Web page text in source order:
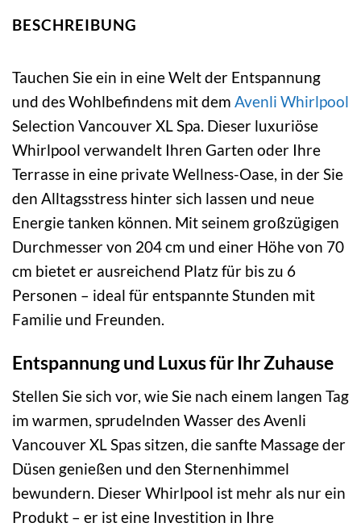
BESCHREIBUNG
Tauchen Sie ein in eine Welt der Entspannung
und des Wohlbefindens mit dem Avenli Whirlpool
Selection Vancouver XL Spa. Dieser luxuriöse
Whirlpool verwandelt Ihren Garten oder Ihre
Terrasse in eine private Wellness-Oase, in der Sie
den Alltagsstress hinter sich lassen und neue
Energie tanken können. Mit seinem großzügigen
Durchmesser von 204 cm und einer Höhe von 70
cm bietet er ausreichend Platz für bis zu 6
Personen – ideal für entspannte Stunden mit
Familie und Freunden.
Entspannung und Luxus für Ihr Zuhause
Stellen Sie sich vor, wie Sie nach einem langen Tag
im warmen, sprudelnden Wasser des Avenli
Vancouver XL Spas sitzen, die sanfte Massage der
Düsen genießen und den Sternenhimmel
bewundern. Dieser Whirlpool ist mehr als nur ein
Produkt – er ist eine Investition in Ihre